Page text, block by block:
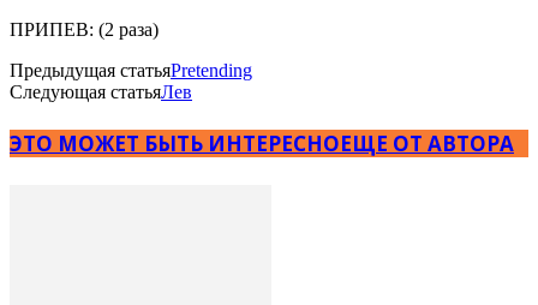
ПРИПЕВ: (2 раза)
Предыдущая статьяPretending
Следующая статьяЛев
ЭТО МОЖЕТ БЫТЬ ИНТЕРЕСНОЕЩЕ ОТ АВТОРА